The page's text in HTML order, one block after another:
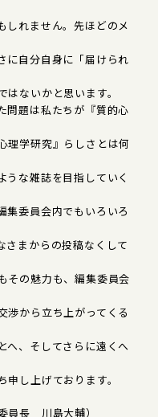
しれません。先ほどのメ
に自分自身に「届けられ
ないかと思います。
問題は私たちが『質的心
理学研究』らしさとは何
うな雑誌を目指していく
集委員会内でもいろいろ
さまからの投稿なくして
その魅力も、編集委員会
渉から立ち上がってくる
へ、そしてさらに遠くへ
し上げております。
員長 川島大輔）